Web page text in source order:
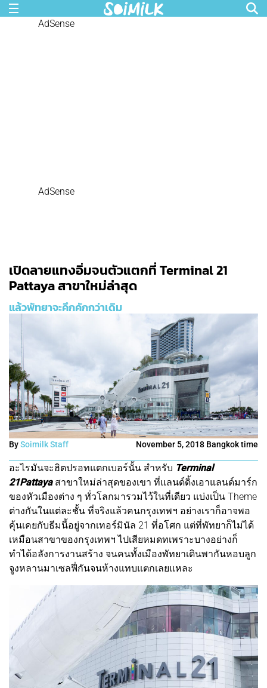
AdSense
AdSense
เปิดลายแทงอิ่มจนตัวแตกที่ Terminal 21
Pattaya สาขาใหม่ล่าสุด
แล้วพัทยาจะคึกคักกว่าเดิม
BySoimilk Staff November 5, 2018 Bangkok time
อะไรมันจะฮิตปรอทแตกเบอร์นั้น สำหรับ Terminal
21Pattayaสาขาใหม่ล่าสุดของเขา ที่แลนด์ดิ้งเอาแลนด์มาร์ก
ของหัวเมืองต่าง ๆ ทั่วโลกมารวมไว้ในที่เดียว แบ่งเป็น Theme
ต่างกันในแต่ละชั้น ที่จริงแล้วคนกรุงเทพฯ อย่างเราก็อาจพอ
คุ้นเคยกับธีมนี้อยู่จากเทอร์มินัล 21 ที่อโศก แต่ที่พัทยาก็ไม่ได้
เหมือนสาขาของกรุงเทพฯ ไปเสียหมดทเพราะบางอย่างก็
ทำได้อลังการงานสร้าง จนคนทั้งเมืองพัทยาเดินพากันหอบลูก
จูงหลานมาเซลฟี่กันจนห้างแทบแตกเลยแหละ